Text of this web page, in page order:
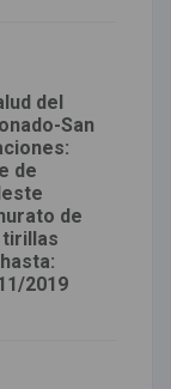
del
San
de
de
2019